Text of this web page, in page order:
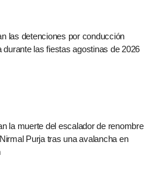
las detenciones por conducción
durante las fiestas agostinas de 2026
la muerte del escalador de renombre
Purja tras una avalancha en